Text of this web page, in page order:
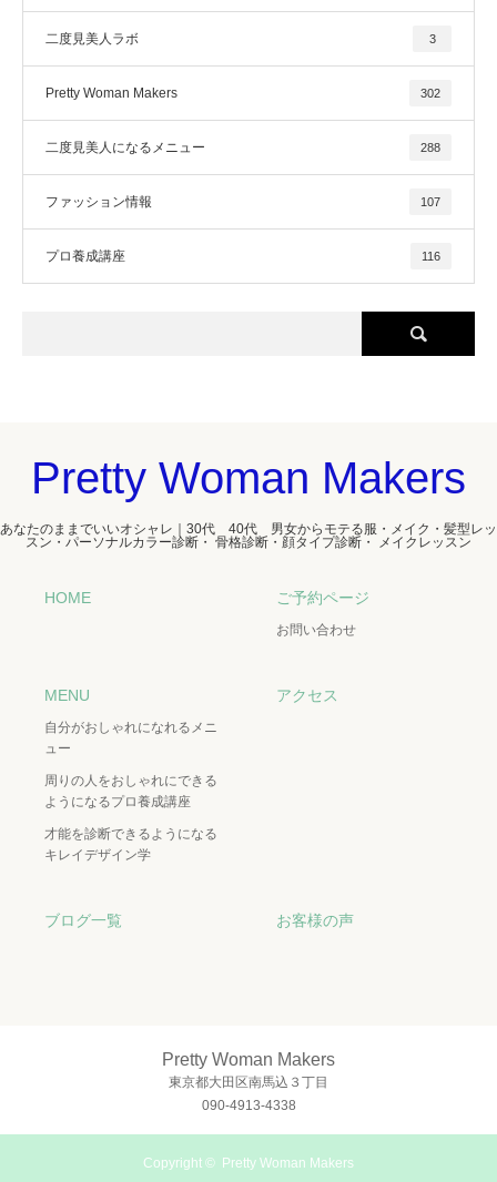
二度見美人ラボ 3
Pretty Woman Makers 302
二度見美人になるメニュー 288
ファッション情報 107
プロ養成講座 116
Pretty Woman Makers
あなたのままでいいオシャレ｜30代 40代 男女からモテる服・メイク・髪型レッ
スン・パーソナルカラー診断・ 骨格診断・顔タイプ診断・ メイクレッスン
HOME ご予約ページ
お問い合わせ
MENU
自分がおしゃれになれるメニ
ュー
周りの人をおしゃれにできる
ようになるプロ養成講座
才能を診断できるようになる
キレイデザイン学
アクセス
ブログ一覧 お客様の声
Pretty Woman Makers
東京都大田区南馬込３丁目
090-4913-4338
Copyright © Pretty Woman Makers